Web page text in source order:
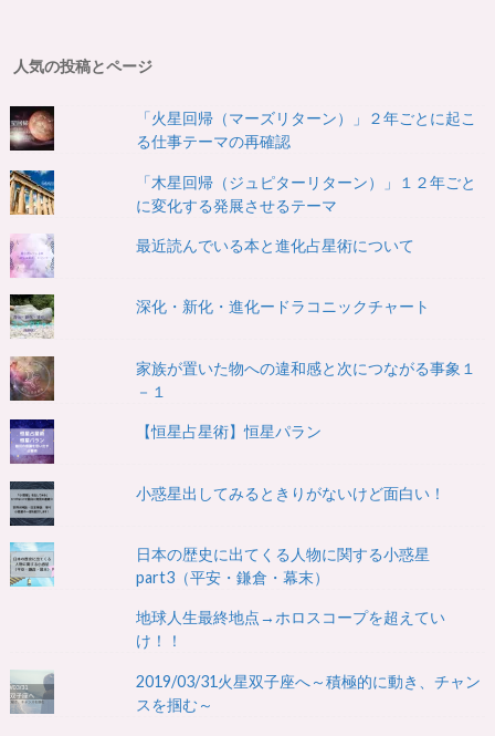
人気の投稿とページ
「火星回帰（マーズリターン）」２年ごとに起こ
る仕事テーマの再確認
「木星回帰（ジュピターリターン）」１２年ごと
に変化する発展させるテーマ
最近読んでいる本と進化占星術について
深化・新化・進化ードラコニックチャート
家族が置いた物への違和感と次につながる事象１
－１
【恒星占星術】恒星パラン
小惑星出してみるときりがないけど面白い！
日本の歴史に出てくる人物に関する小惑星
part3（平安・鎌倉・幕末）
地球人生最終地点→ホロスコープを超えてい
け！！
2019/03/31火星双子座へ～積極的に動き、チャン
スを掴む～